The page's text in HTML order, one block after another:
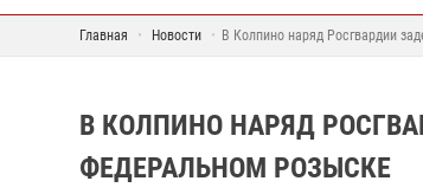
Главная Новости В Колпино наряд Росгвардии
В КОЛПИНО НАРЯД
ФЕДЕРАЛЬНОМ РОЗЫСКЕ